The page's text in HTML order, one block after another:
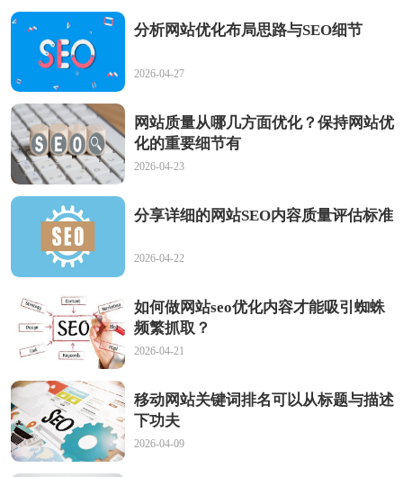
分析网站优化布局思路与SEO细节
2026-04-27
网站质量从哪几方面优化？保持网站优
化的重要细节有
2026-04-23
分享详细的网站SEO内容质量评估标准
2026-04-22
如何做网站seo优化内容才能吸引蜘蛛
频繁抓取？
2026-04-21
移动网站关键词排名可以从标题与描述
下功夫
2026-04-09